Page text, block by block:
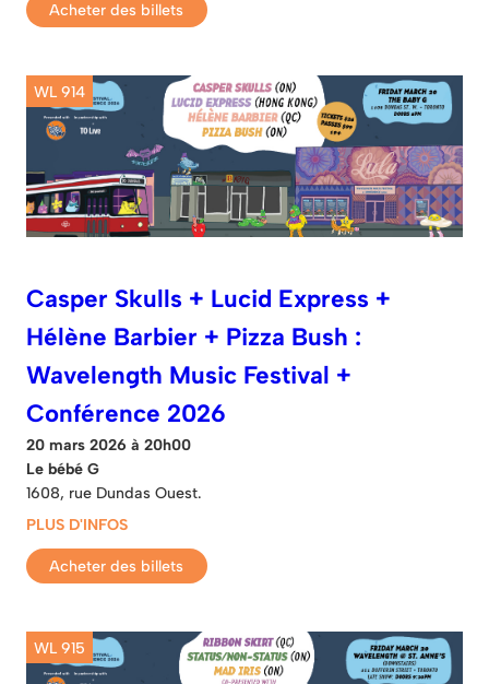
Acheter des billets
WL 914
Casper Skulls + Lucid Express +
Hélène Barbier + Pizza Bush :
Wavelength Music Festival +
Conférence 2026
20 mars 2026 à 20h00
Le bébé G
1608, rue Dundas Ouest.
PLUS D'INFOS
Acheter des billets
WL 915